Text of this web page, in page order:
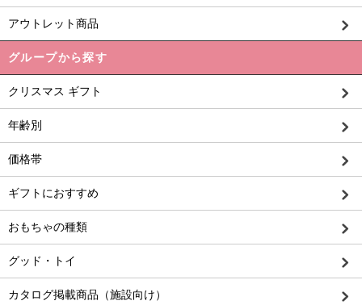
アウトレット商品
グループから探す
クリスマス ギフト
年齢別
価格帯
ギフトにおすすめ
おもちゃの種類
グッド・トイ
カタログ掲載商品（施設向け）